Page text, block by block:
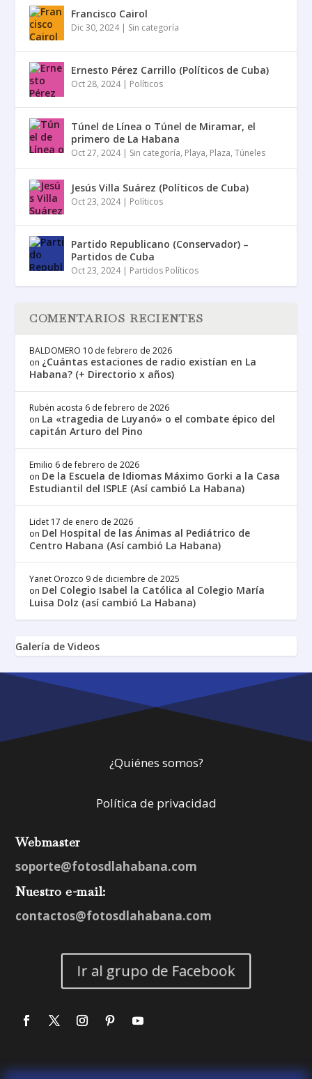
Francisco Cairol
Dic 30, 2024| Sin categoría
Ernesto Pérez Carrillo (Políticos de Cuba)
Oct 28, 2024| Políticos
Túnel de Línea o Túnel de Miramar, el
primero de La Habana
Oct 27, 2024| Sin categoría, Playa, Plaza,Túneles
Jesús Villa Suárez (Políticos de Cuba)
Oct 23, 2024| Políticos
Partido Republicano (Conservador) –
Partidos de Cuba
Oct 23, 2024| Partidos Políticos
COMENTARIOS RECIENTES
BALDOMERO 10 de febrero de 2026
on ¿Cuántas estaciones de radio existían en La
Habana? (+ Directorio x años)
Rubén acosta 6 de febrero de 2026
on La «tragedia de Luyanó» o el combate épico del
capitán Arturo del Pino
Emilio 6 de febrero de 2026
on De la Escuela de Idiomas Máximo Gorki a la Casa
Estudiantil del ISPLE (Así cambió La Habana)
Lidet 17 de enero de 2026
on Del Hospital de las Ánimas al Pediátrico de
Centro Habana (Así cambió La Habana)
Yanet Orozco 9 de diciembre de 2025
on Del Colegio Isabel la Católica al Colegio María
Luisa Dolz (así cambió La Habana)
Galería de Videos
¿Quiénes somos?
Política de privacidad
Webmaster
soporte@fotosdlahabana.com
Nuestro e-mail:
contactos@fotosdlahabana.com
Ir al grupo de Facebook